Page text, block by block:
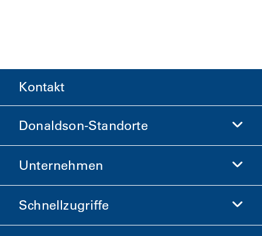
Kontakt
Donaldson-Standorte
Donaldson Life Sciences
Donaldson-Shop
Unternehmen
Unternehmensinformationen
Ethik und Compliance
Schnellzugriffe